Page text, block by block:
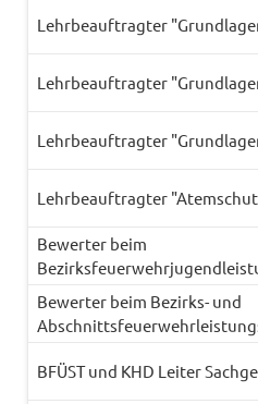
Lehrbeauftragter
Lehrbeauftragter
Lehrbeauftragter
Lehrbeauftragter
Bewerter beim
Bewerter beim Bezirks- und
BFÜST und KHD Leiter